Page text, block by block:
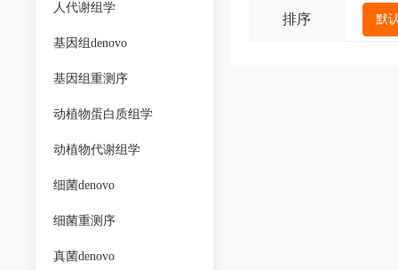
人代谢组学
基因组denovo
基因组重测序
动植物蛋白质组学
动植物代谢组学
细菌denovo
细菌重测序
真菌denovo
排序 默